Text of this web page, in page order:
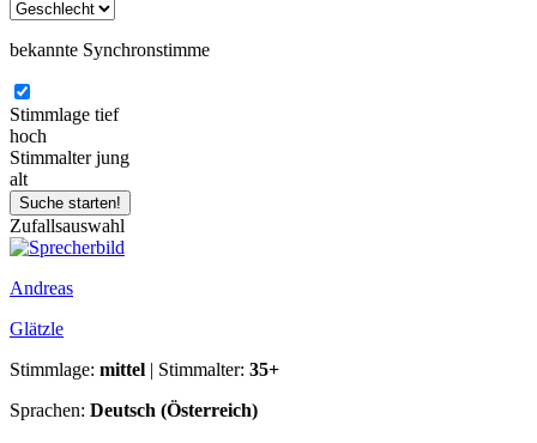
bekannte Synchronstimme
Stimmlage tief
hoch
Stimmalter jung
alt
Zufallsauswahl
Andreas
Glätzle
Stimmlage: mittel | Stimmalter: 35+
Sprachen: Deutsch (Österreich)